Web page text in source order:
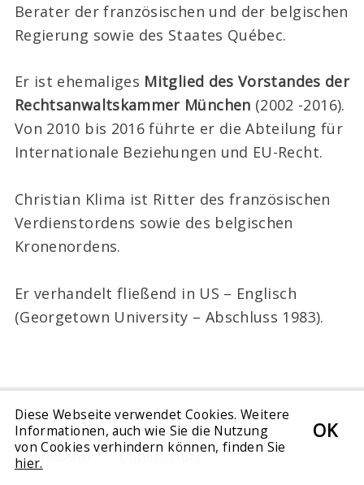
Berater der französischen und der belgischen
Regierung sowie des Staates Québec.
Er ist ehemaliges Mitglied des Vorstandes der
Rechtsanwaltskammer München (2002 -2016).
Von 2010 bis 2016 führte er die Abteilung für
Internationale Beziehungen und EU-Recht.
Christian Klima ist Ritter des französischen
Verdienstordens sowie des belgischen
Kronenordens.
Er verhandelt fließend in US – Englisch
(Georgetown University – Abschluss 1983).
Impressum Datenschutz
Diese Webseite verwendet Cookies. Weitere
Informationen, auch wie Sie die Nutzung
von Cookies verhindern können, finden Sie
hier.
OK